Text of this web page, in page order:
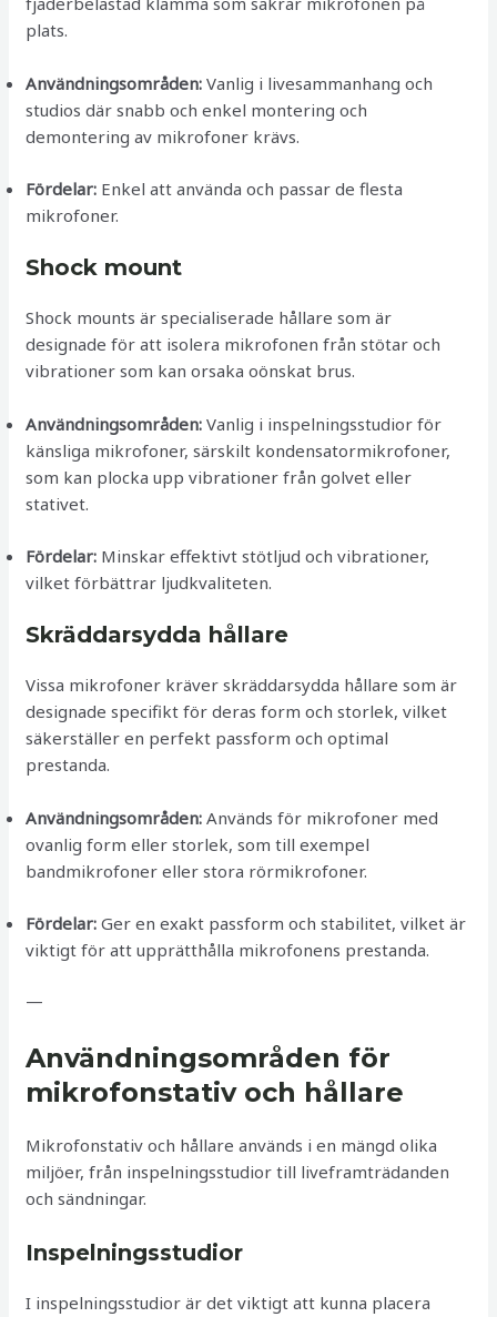
plats.
Användningsområden: Vanlig i livesammanhang och
studios där snabb och enkel montering och
demontering av mikrofoner krävs.
Fördelar: Enkel att använda och passar de flesta
mikrofoner.
Shock mount
Shock mounts är specialiserade hållare som är
designade för att isolera mikrofonen från stötar och
vibrationer som kan orsaka oönskat brus.
Användningsområden: Vanlig i inspelningsstudior för
känsliga mikrofoner, särskilt kondensatormikrofoner,
som kan plocka upp vibrationer från golvet eller
stativet.
Fördelar: Minskar effektivt stötljud och vibrationer,
vilket förbättrar ljudkvaliteten.
Skräddarsydda hållare
Vissa mikrofoner kräver skräddarsydda hållare som är
designade specifikt för deras form och storlek, vilket
säkerställer en perfekt passform och optimal
prestanda.
Användningsområden: Används för mikrofoner med
ovanlig form eller storlek, som till exempel
bandmikrofoner eller stora rörmikrofoner.
Fördelar: Ger en exakt passform och stabilitet, vilket är
viktigt för att upprätthålla mikrofonens prestanda.
—
Användningsområden för
mikrofonstativ och hållare
Mikrofonstativ och hållare används i en mängd olika
miljöer, från inspelningsstudior till liveframträdanden
och sändningar.
Inspelningsstudior
I inspelningsstudior är det viktigt att kunna placera